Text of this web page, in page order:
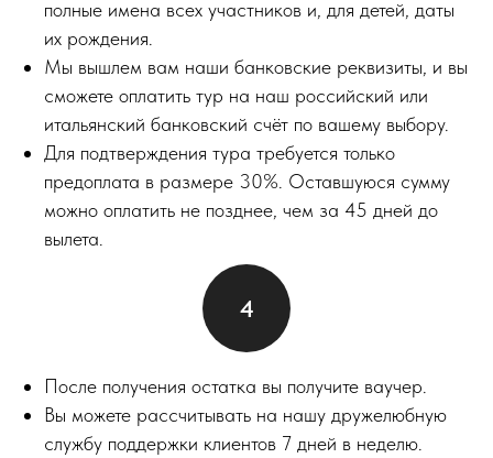
полные имена всех участников и, для детей, даты
их рождения.
Мы вышлем вам наши банковские реквизиты, и вы
сможете оплатить тур на наш российский или
итальянский банковский счёт по вашему выбору.
Для подтверждения тура требуется только
предоплата в размере 30%. Оставшуюся сумму
можно оплатить не позднее, чем за 45 дней до
вылета.
После получения остатка вы получите ваучер.
Вы можете рассчитывать на нашу дружелюбную
службу поддержки клиентов 7 дней в неделю.